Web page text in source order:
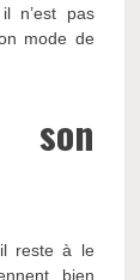
n’est pas
mode de
son
reste à le
bien